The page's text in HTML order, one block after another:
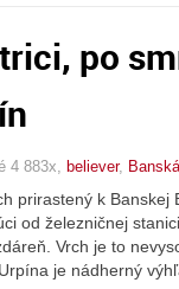
po
4 883x, believer,
prirastený k
od železničnej
Vrch je to
je nádherný